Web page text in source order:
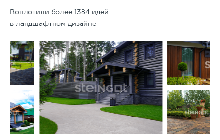
Воплотили более 1384 идей
в ландшафтном дизайне